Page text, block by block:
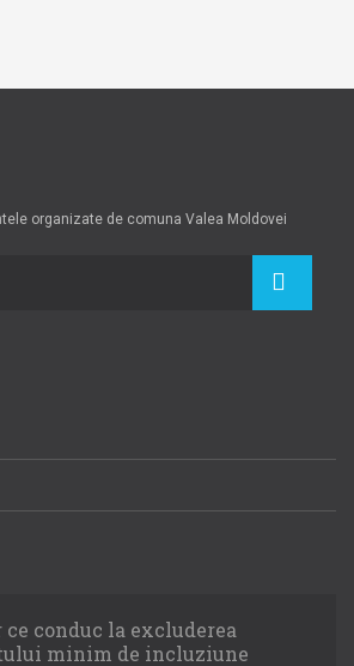
organizate de comuna Valea Moldovei
conduc la excluderea
minim de incluziune